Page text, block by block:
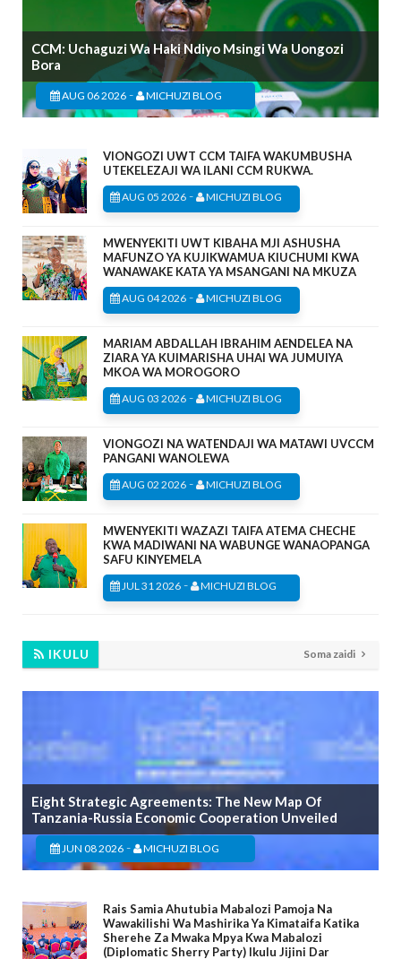
CCM: Uchaguzi Wa Haki Ndiyo Msingi Wa Uongozi
Bora
AUG 06 2026 - MICHUZI BLOG
VIONGOZI UWT CCM TAIFA WAKUMBUSHA
UTEKELEZAJI WA ILANI CCM RUKWA.
AUG 05 2026 - MICHUZI BLOG
MWENYEKITI UWT KIBAHA MJI ASHUSHA
MAFUNZO YA KUJIKWAMUA KIUCHUMI KWA
WANAWAKE KATA YA MSANGANI NA MKUZA
AUG 04 2026 - MICHUZI BLOG
MARIAM ABDALLAH IBRAHIM AENDELEA NA
ZIARA YA KUIMARISHA UHAI WA JUMUIYA
MKOA WA MOROGORO
AUG 03 2026 - MICHUZI BLOG
VIONGOZI NA WATENDAJI WA MATAWI UVCCM
PANGANI WANOLEWA
AUG 02 2026 - MICHUZI BLOG
MWENYEKITI WAZAZI TAIFA ATEMA CHECHE
KWA MADIWANI NA WABUNGE WANAOPANGA
SAFU KINYEMELA
JUL 31 2026 - MICHUZI BLOG
IKULU Soma zaidi
Eight Strategic Agreements: The New Map Of
Tanzania-Russia Economic Cooperation Unveiled
JUN 08 2026 - MICHUZI BLOG
Rais Samia Ahutubia Mabalozi Pamoja Na
Wawakilishi Wa Mashirika Ya Kimataifa Katika
Sherehe Za Mwaka Mpya Kwa Mabalozi
(Diplomatic Sherry Party) Ikulu Jijini Dar